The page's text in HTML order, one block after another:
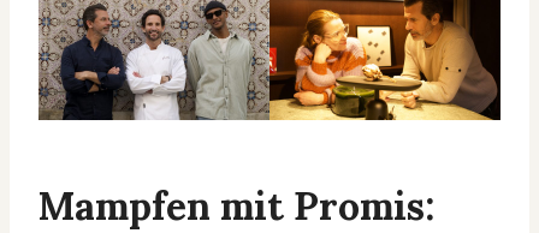
Mampfen mit Promis: